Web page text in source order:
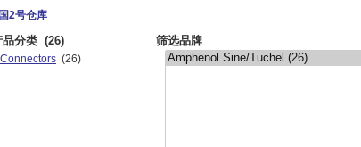
2号仓库
品分类 (26)
Connectors (26)
筛选品牌